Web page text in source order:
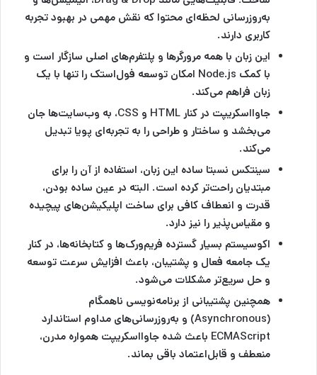
به‌روزرسانی لحظه‌ای محتوا که نقش مهمی در بهبود تجربه
کاربری دارند.
این زبان با همه مرورگرها و پلتفرم‌های اصلی سازگار است و
با کمک Node.js امکان توسعه فول‌استک را تنها با یک
زبان فراهم می‌کند.
جاوااسکریپت در کنار HTML و CSS، به وب‌سایت‌ها جان
می‌بخشد و ساختار و طراحی را به تجربه‌ای پویا تبدیل
می‌کند.
سینتکس نسبتا ساده این زبان، استفاده از آن را برای
مبتدیان راحت‌تر کرده است. البته در عین ساده بودن،
قدرت و انعطاف کافی برای ساخت اپلیکیشن‌های پیچیده
و مقیاس‌پذیر را نیز دارد.
اکوسیستم بسیار گسترده فریم‌ورک‌ها و کتابخانه‌ها، در کنار
یک جامعه فعال و پشتیبان، باعث افزایش سرعت توسعه
و حل سریع‌تر مشکلات می‌شود.
همچنین پشتیبانی از برنامه‌نویسی ناهمگام
(Asynchronous) و به‌روزرسانی‌های مداوم استاندارد
ECMAScript باعث شده جاوااسکریپت همواره مدرن،
منعطف و قابل‌اعتماد باقی بماند.